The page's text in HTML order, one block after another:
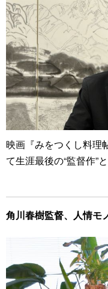
映画『みをつくし料理
て生涯最後の“監督作”と
角川春樹監督、人情モ